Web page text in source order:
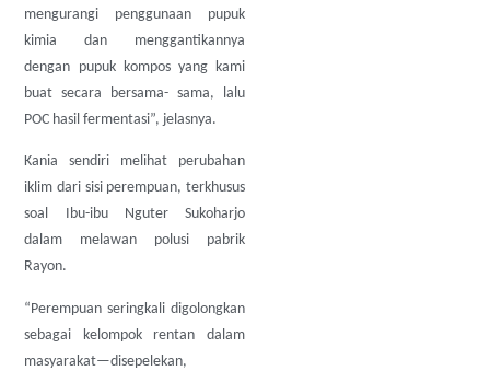
mengurangi penggunaan pupuk
kimia dan menggantikannya
dengan pupuk kompos yang kami
buat secara bersama- sama, lalu
POC hasil fermentasi”, jelasnya.
Kania sendiri melihat perubahan
iklim dari sisi perempuan, terkhusus
soal Ibu-ibu Nguter Sukoharjo
dalam melawan polusi pabrik
Rayon.
“Perempuan seringkali digolongkan
sebagai kelompok rentan dalam
masyarakat—disepelekan,